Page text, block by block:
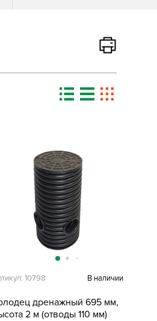
дренажный 695 мм,
2 м (отводы 110 мм)
10798 В наличии